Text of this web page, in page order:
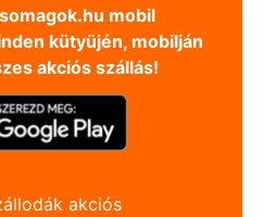
mobil
kütyüjén, mobilján
akciós szállás!
akciós